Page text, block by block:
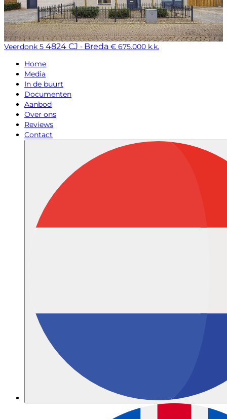
Veerdonk 5 4824 CJ · Breda € 675.000 k.k.
Home
Media
In de buurt
Documenten
Aanbod
Over ons
Reviews
Contact